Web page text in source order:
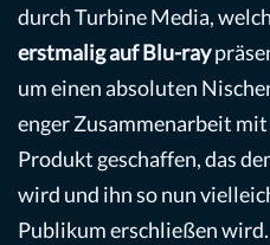
durch Turbine Media,
erstmalig auf Blu-ray
um einen absoluten
enger Zusammenarbeit mit
Produkt geschaffen, das
wird und ihn so nun
Publikum erschließen wird.